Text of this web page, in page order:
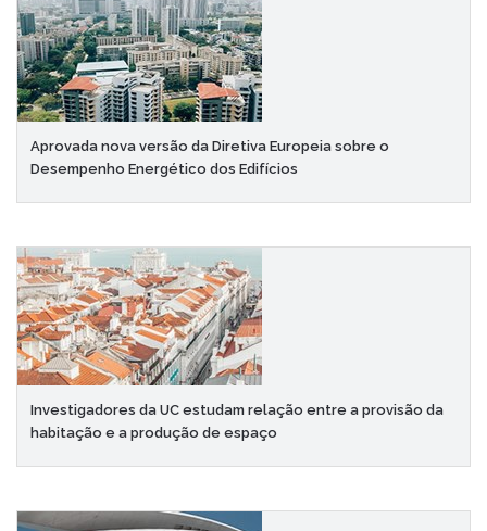
Aprovada nova versão da Diretiva Europeia sobre o
Desempenho Energético dos Edifícios
Investigadores da UC estudam relação entre a provisão da
habitação e a produção de espaço